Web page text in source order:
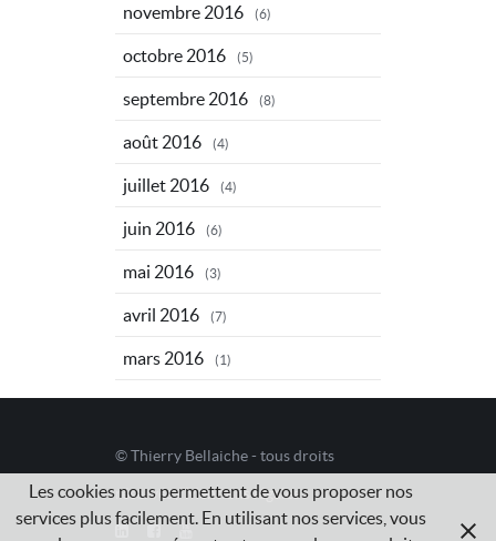
novembre 2016 (6)
octobre 2016 (5)
septembre 2016 (8)
août 2016 (4)
juillet 2016 (4)
juin 2016 (6)
mai 2016 (3)
avril 2016 (7)
mars 2016 (1)
© Thierry Bellaiche - tous droits
réservés /Mentions légales
Les cookies nous permettent de vous proposer nos
services plus facilement. En utilisant nos services, vous